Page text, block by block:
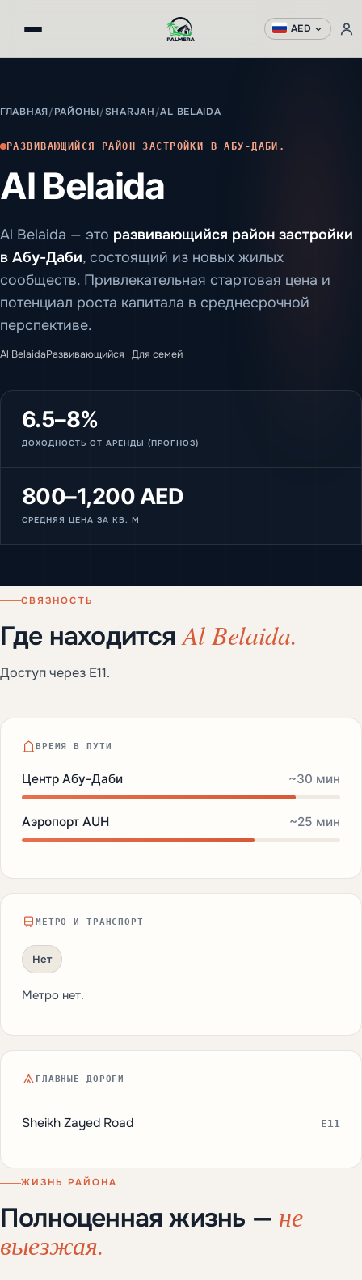
AED
ГЛАВНАЯ/ РАЙОНЫ/SHARJAH /AL BELAIDA
РАЗВИВАЮЩИЙСЯ РАЙОН ЗАСТРОЙКИ В АБУ-ДАБИ.
Al Belaida
Al Belaida — это развивающийся район застройки
в Абу-Даби, состоящий из новых жилых
сообществ. Привлекательная стартовая цена и
потенциал роста капитала в среднесрочной
перспективе.
Al BelaidaРазвивающийся · Для семей
6.5–8%
ДОХОДНОСТЬ ОТ АРЕНДЫ (ПРОГНОЗ)
800–1,200 AED
СРЕДНЯЯ ЦЕНА ЗА КВ. М
СВЯЗНОСТЬ
Где находитсяAl Belaida.
Доступ через E11.
ВРЕМЯ В ПУТИ
Центр Абу-Даби ~30 мин
Аэропорт AUH ~25 мин
МЕТРО И ТРАНСПОРТ
Нет
Метро нет.
ГЛАВНЫЕ ДОРОГИ
Sheikh Zayed Road E11
ЖИЗНЬ РАЙОНА
Полноценная жизнь — не
выезжая.